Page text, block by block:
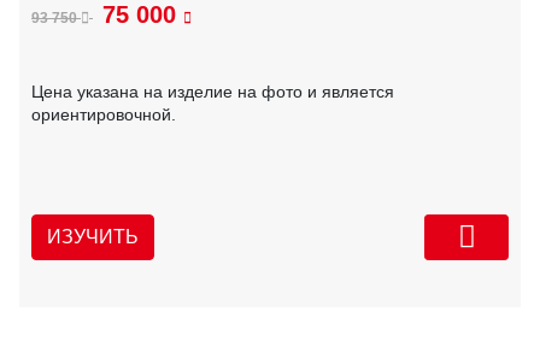
93 750 75 000
Цена указана на изделие на фото и является
ориентировочной.
ИЗУЧИТЬ